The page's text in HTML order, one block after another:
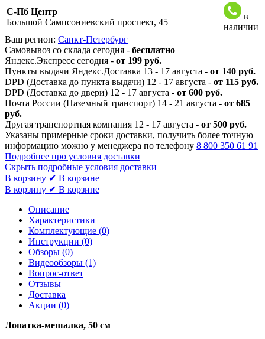
С-Пб Центр
Большой Сампсониевский проспект, 45
в
наличии
Ваш регион: Санкт-Петербург
Самовывоз со склада сегодня - бесплатно
Яндекс.Экспресс сегодня - от 199 руб.
Пункты выдачи Яндекс.Доставка 13 - 17 августа - от 140 руб.
DPD (Доставка до пункта выдачи) 12 - 17 августа - от 115 руб.
DPD (Доставка до двери) 12 - 17 августа - от 600 руб.
Почта России (Наземный транспорт) 14 - 21 августа - от 685
руб.
Другая транспортная компания 12 - 17 августа - от 500 руб.
Указаны примерные сроки доставки, получить более точную
информацию можно у менеджера по телефону 8 800 350 61 91
Подробнее про условия доставки
Скрыть подробные условия доставки
В корзину ✔ В корзине
В корзину ✔ В корзине
Описание
Характеристики
Комплектующие (0)
Инструкции (0)
Обзоры (0)
Видеообзоры (1)
Вопрос-ответ
Отзывы
Доставка
Акции (0)
Лопатка-мешалка, 50 см